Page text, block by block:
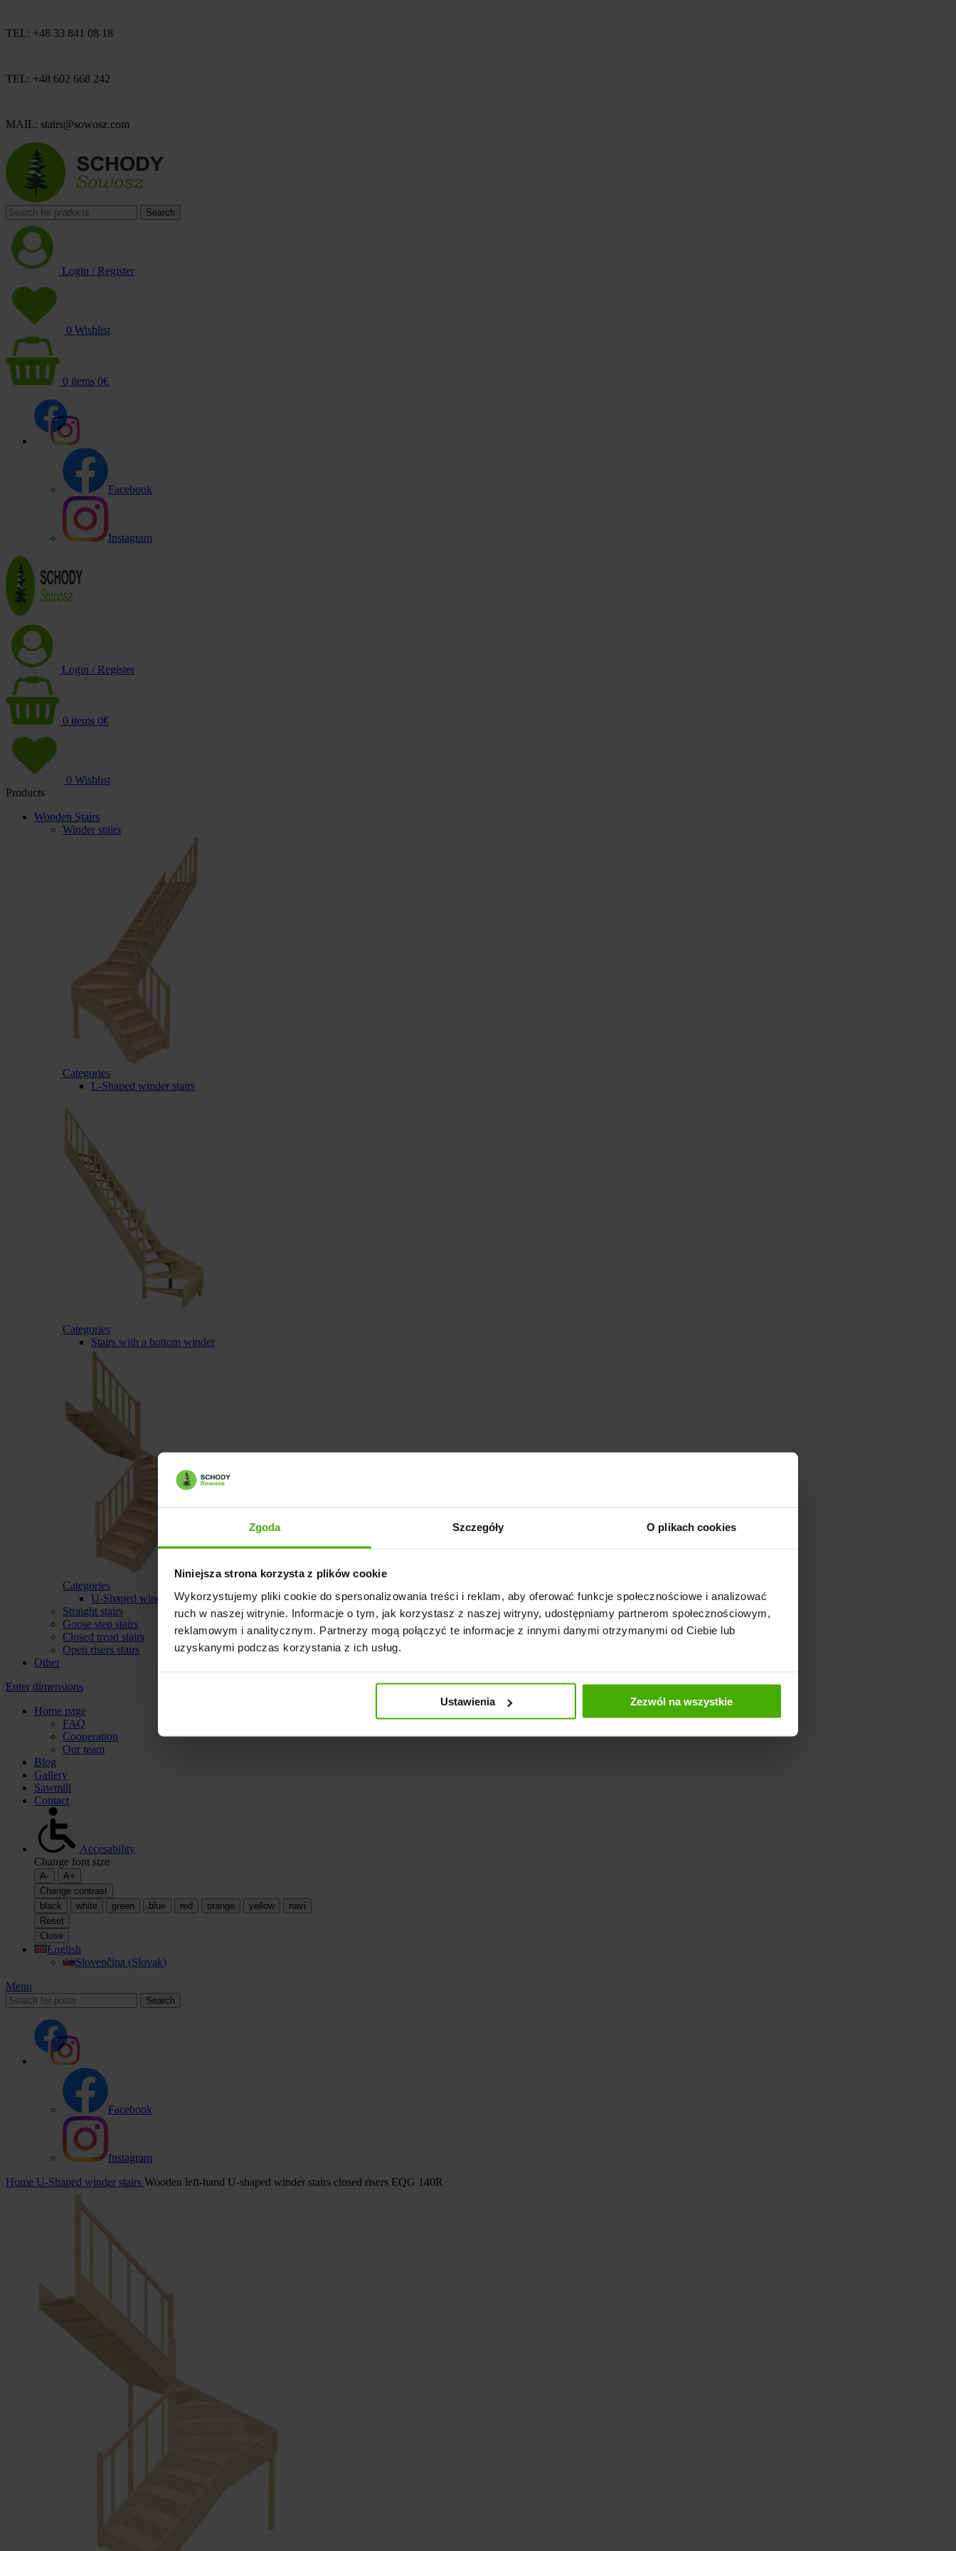
Zgoda Szczegóły O plikach cookies
Niniejsza strona korzysta z plików cookie
Wykorzystujemy pliki cookie do spersonalizowania treści i reklam, aby oferować funkcje społecznościowe i analizować
ruch w naszej witrynie. Informacje o tym, jak korzystasz z naszej witryny, udostępniamy partnerom społecznościowym,
reklamowym i analitycznym. Partnerzy mogą połączyć te informacje z innymi danymi otrzymanymi od Ciebie lub
uzyskanymi podczas korzystania z ich usług.
Ustawienia Zezwól na wszystkie
TEL: +48 33 841 08 18
TEL: +48 602 668 242
MAIL: stairs@sowosz.com
Search
Login / Register
0 Wishlist
0 items 0€
Facebook
Instagram
Login / Register
0 items 0€
0 Wishlist
Products
Wooden Stairs
Winder stairs
Categories
L-Shaped winder stairs
Categories
Stairs with a bottom winder
Categories
U-Shaped winder stairs
Straight stairs
Goose step stairs
Closed tread stairs
Open risers stairs
Other
Enter dimensions
Home page
FAQ
Cooperation
Our team
Blog
Gallery
Sawmill
Contact
Accesability
Change font size
A-
A+
Change contrast
black
white green blue red orange yellow
navi
Reset
Close
English
Slovenčina (Slovak)
Menu
Search
Facebook
Instagram
Home U-Shaped winder stairs Wooden left-hand U-shaped winder stairs closed risers EQG 140R